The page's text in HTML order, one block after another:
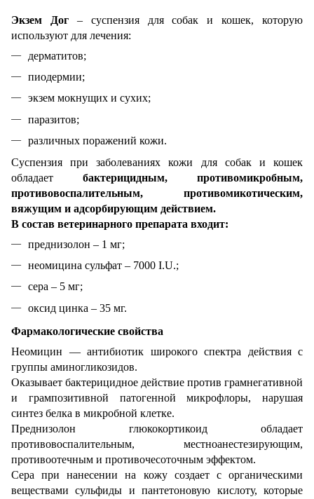
Экзем Дог– суспензия для собак и кошек, которую
используют для лечения:
дерматитов;
пиодермии;
экзем мокнущих и сухих;
паразитов;
различных поражений кожи.
Суспензия при заболеваниях кожи для собак и кошек
обладает бактерицидным, противомикробным,
противовоспалительным, противомикотическим,
вяжущим и адсорбирующим действием.
В состав ветеринарного препарата входит:
преднизолон – 1 мг;
неомицина сульфат – 7000 I.U.;
сера – 5 мг;
оксид цинка – 35 мг.
Фармакологические свойства
Неомицин — антибиотик широкого спектра действия с
группы аминогликозидов.
Оказывает бактерицидное действие против грамнегативной
и грампозитивной патогенной микрофлоры, нарушая
синтез белка в микробной клетке.
Преднизолон глюкокортикоид обладает
противовоспалительным, местноанестезирующим,
противоотечным и противочесоточным эффектом.
Сера при нанесении на кожу создает с органическими
веществами сульфиды и пантетоновую кислоту, которые